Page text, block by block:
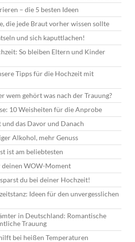
– die 5 besten Ideen
die jede Braut vorher wissen sollte
und sich kaputtlachen!
So bleiben Eltern und Kinder
Tipps für die Hochzeit mit
wem gehört was nach der Trauung?
10 Weisheiten für die Anprobe
das Davor und Danach
Alkohol, mehr Genuss
ist am beliebtesten
WOW-Moment
du bei deiner Hochzeit!
Ideen für den unvergesslichen
in Deutschland: Romantische
Trauung
bei heißen Temperaturen